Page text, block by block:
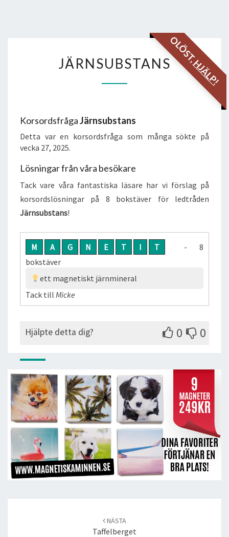
OLÖST,
HJÄLP!
JÄRNSUBSTANS
JÄRNSUBSTANS
KorsordsfrågaJärnsubstans
Detta var en korsordsfråga som många sökte på
vecka 27, 2025.
Lösningar från våra besökare
Tack vare våra fantastiska läsare har vi förslag på
korsordslösningar på 8 bokstäver för ledtråden
Järnsubstans!
M A G N E T I T
- 8
bokstäver
ett magnetiskt järnmineral
Tack till Micke
Hjälpte detta dig? 0 0
NÄSTA
Taffelberget